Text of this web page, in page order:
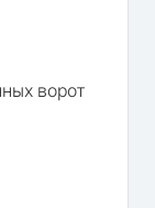
ворот